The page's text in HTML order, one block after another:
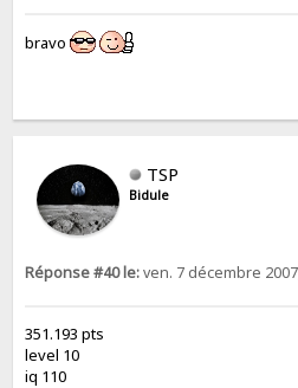
bravo
TSP
Bidule
Réponse #40 le:ven. 7 décembre
351.193 pts
level 10
iq 110